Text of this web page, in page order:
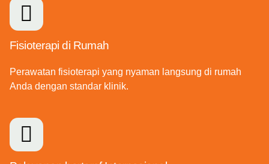
Fisioterapi di Rumah
Perawatan fisioterapi yang nyaman langsung di rumah
Anda dengan standar klinik.